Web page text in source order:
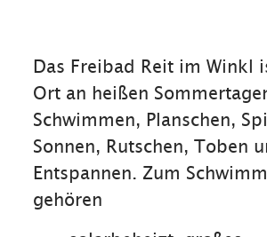
Das Freibad Reit im Winkl
Ort an heißen
Schwimmen, Planschen,
Sonnen, Rutschen, Toben
Entspannen. Zum
gehören